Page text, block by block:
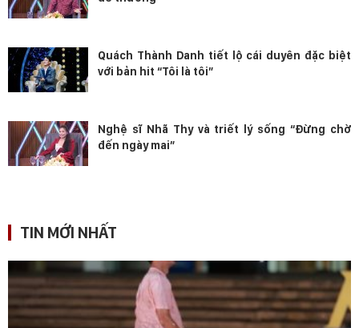
Quách Thành Danh tiết lộ cái duyên đặc biệt
với bản hit “Tôi là tôi”
Nghệ sĩ Nhã Thy và triết lý sống “Đừng chờ
đến ngày mai”
TIN MỚI NHẤT